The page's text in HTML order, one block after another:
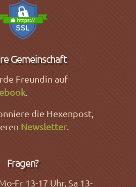
Gemeinschaft
Freundin auf
.
die Hexenpost,
Newsletter.
Fragen?
Fr 13-17 Uhr, Sa 13-